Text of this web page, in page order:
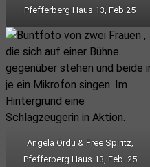
Pfefferberg Haus 13, Feb.25
Angela Ordu & Free Spiritz,
Pfefferberg Haus 13, Feb. 25